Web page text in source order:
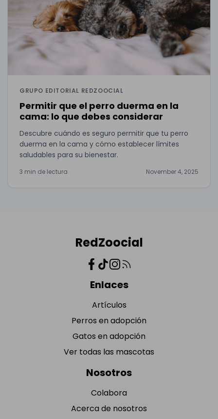
GRUPO EDITORIAL REDZOOCIAL
Permitir que el perro duerma en la
cama: lo que debes considerar
Descubre cuándo es seguro permitir que tu perro
duerma en la cama y cómo establecer límites
saludables para su bienestar.
3 min de lectura November 4, 2025
RedZoocial
Enlaces
Artículos
Perros en adopción
Gatos en adopción
Ver todas las mascotas
Nosotros
Colabora
Acerca de nosotros